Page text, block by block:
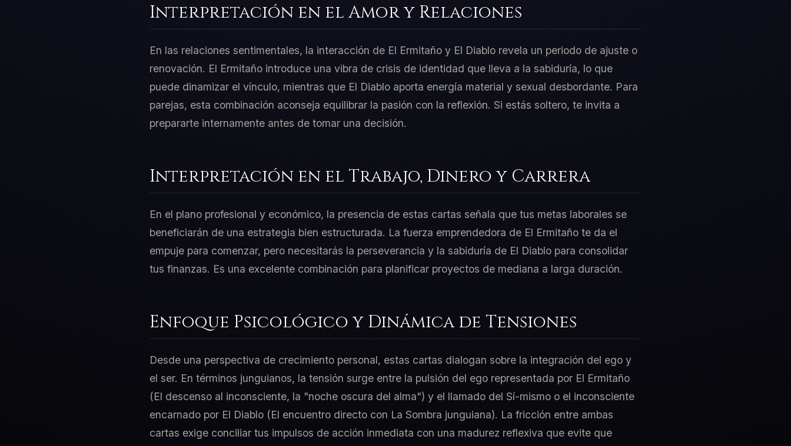
Interpretación en el Amor y Relaciones
En las relaciones sentimentales, la interacción de El Ermitaño y El Diablo revela un periodo de ajuste o
renovación. El Ermitaño introduce una vibra de crisis de identidad que lleva a la sabiduría, lo que
puede dinamizar el vínculo, mientras que El Diablo aporta energía material y sexual desbordante. Para
parejas, esta combinación aconseja equilibrar la pasión con la reflexión. Si estás soltero, te invita a
prepararte internamente antes de tomar una decisión.
Interpretación en el Trabajo, Dinero y Carrera
En el plano profesional y económico, la presencia de estas cartas señala que tus metas laborales se
beneficiarán de una estrategia bien estructurada. La fuerza emprendedora de El Ermitaño te da el
empuje para comenzar, pero necesitarás la perseverancia y la sabiduría de El Diablo para consolidar
tus finanzas. Es una excelente combinación para planificar proyectos de mediana a larga duración.
Enfoque Psicológico y Dinámica de Tensiones
Desde una perspectiva de crecimiento personal, estas cartas dialogan sobre la integración del ego y
el ser. En términos junguianos, la tensión surge entre la pulsión del ego representada por El Ermitaño
(El descenso al inconsciente, la "noche oscura del alma") y el llamado del Sí-mismo o el inconsciente
encarnado por El Diablo (El encuentro directo con La Sombra junguiana). La fricción entre ambas
cartas exige conciliar tus impulsos de acción inmediata con una madurez reflexiva que evite que